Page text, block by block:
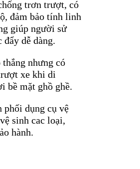
trơn trượt, có
đảm bảo tính linh
giúp người sử
đẩy dễ dàng.
nhưng có
xe khi di
bề mặt ghồ ghề.
phối dụng cụ vệ
sinh cac loại,
hành.